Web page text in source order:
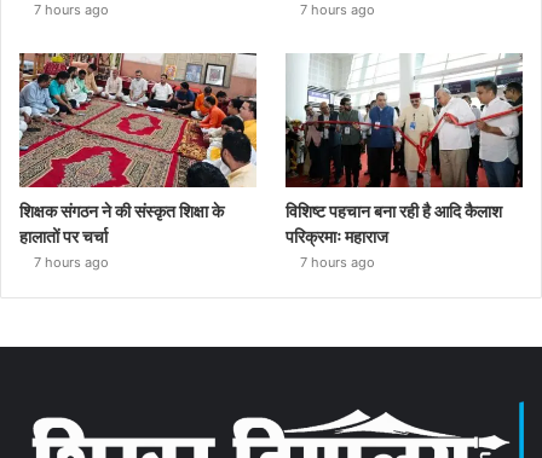
7 hours ago 7 hours ago
शिक्षक संगठन ने की संस्कृत शिक्षा के
हालातों पर चर्चा
7 hours ago
विशिष्ट पहचान बना रही है आदि कैलाश
परिक्रमाः महाराज
7 hours ago